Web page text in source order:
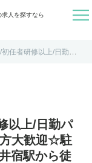
人を探すなら 
初任者研修以上/日勤パ
以上/日勤パ
大歓迎☆駐
宿駅から徒